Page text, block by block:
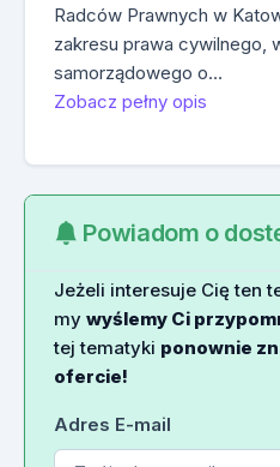
Radców Prawnych w
zakresu prawa cywilnego,
samorządowego o…
Zobacz pełny opis
Powiadom o
Jeżeli interesuje Cię ten
my wyślemy Ci
tej tematyki ponownie
ofercie!
Adres E-mail